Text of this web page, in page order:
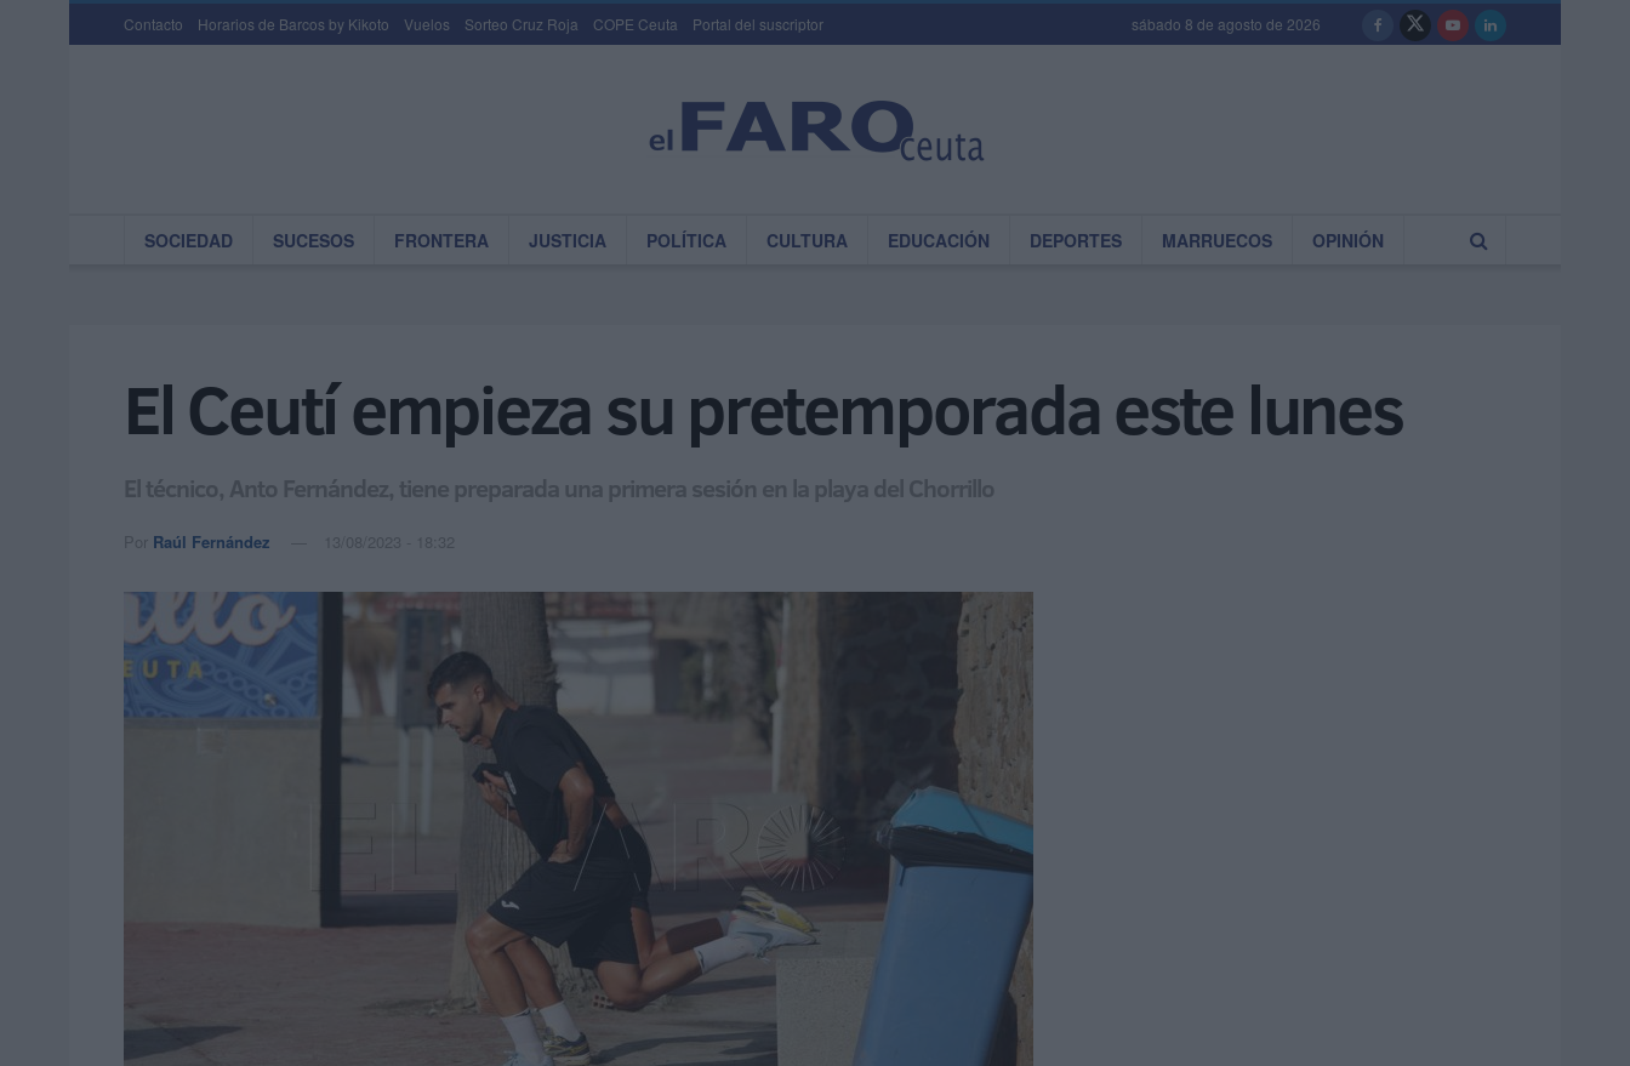
Contacto Horarios de Barcos by Kikoto Vuelos Sorteo Cruz Roja COPE Ceuta Portal del suscriptor sábado 8 de agosto de 2026
SOCIEDAD SUCESOS FRONTERA JUSTICIA POLÍTICA CULTURA EDUCACIÓN DEPORTES MARRUECOS OPINIÓN
El Ceutí empieza su pretemporada este lunes
El técnico, Anto Fernández, tiene preparada una primera sesión en la playa del Chorrillo
Por Raúl Fernández 13/08/2023 - 18:32